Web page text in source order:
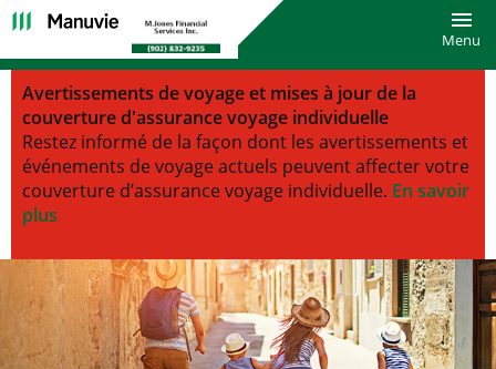
Menu
Avertissements de voyage et mises à jour de la
couverture d'assurance voyage individuelle
Restez informé de la façon dont les avertissements et
événements de voyage actuels peuvent affecter votre
couverture d’assurance voyage individuelle. En savoir
plus